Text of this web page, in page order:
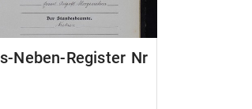
Neben-Register Nr